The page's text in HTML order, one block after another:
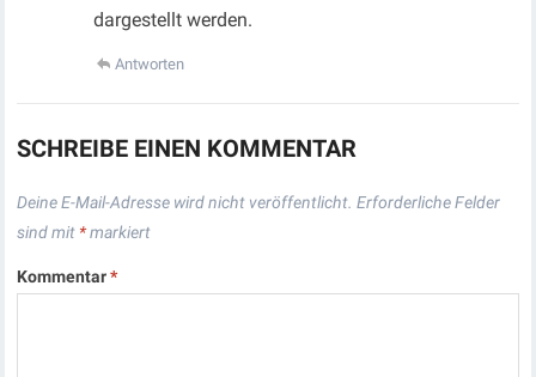
dargestellt werden.
Antworten
SCHREIBE EINEN KOMMENTAR
Deine E-Mail-Adresse wird nicht veröffentlicht. Erforderliche Felder
sind mit *markiert
Kommentar*